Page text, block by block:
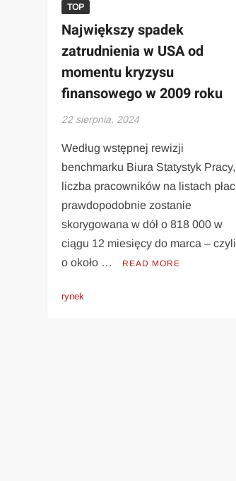
TOP
Największy spadek
zatrudnienia w USA od
momentu kryzysu
finansowego w 2009 roku
22 sierpnia, 2024
Według wstępnej rewizji
benchmarku Biura Statystyk Pracy,
liczba pracowników na listach płac
prawdopodobnie zostanie
skorygowana w dół o 818 000 w
ciągu 12 miesięcy do marca – czyli
o około …
READ MORE
rynek